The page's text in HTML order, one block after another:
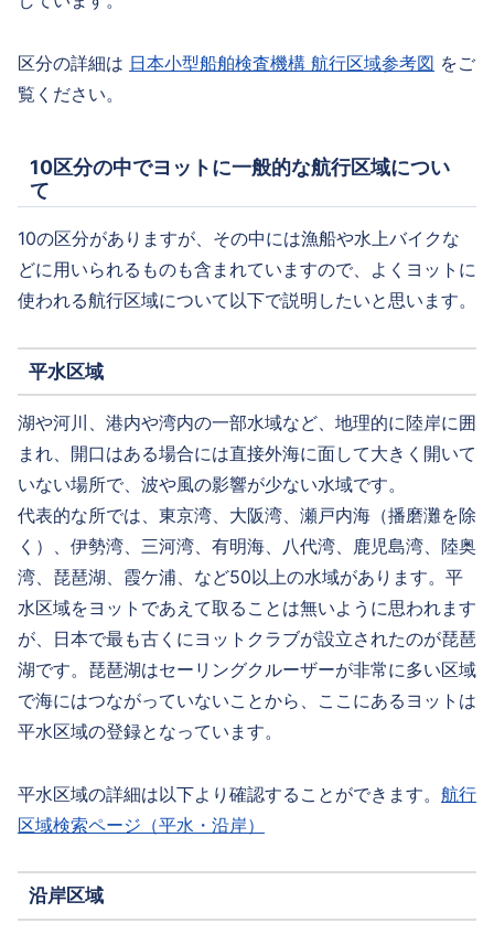
区分の詳細は 日本小型船舶検査機構 航行区域参考図 をご
覧ください。
10区分の中でヨットに一般的な航行区域につい
て
10の区分がありますが、その中には漁船や水上バイクな
どに用いられるものも含まれていますので、よくヨットに
使われる航行区域について以下で説明したいと思います。
平水区域
湖や河川、港内や湾内の一部水域など、地理的に陸岸に囲
まれ、開口はある場合には直接外海に面して大きく開いて
いない場所で、波や風の影響が少ない水域です。
代表的な所では、東京湾、大阪湾、瀬戸内海（播磨灘を除
く）、伊勢湾、三河湾、有明海、八代湾、鹿児島湾、陸奥
湾、琵琶湖、霞ケ浦、など50以上の水域があります。平
水区域をヨットであえて取ることは無いように思われます
が、日本で最も古くにヨットクラブが設立されたのが琵琶
湖です。琵琶湖はセーリングクルーザーが非常に多い区域
で海にはつながっていないことから、ここにあるヨットは
平水区域の登録となっています。
平水区域の詳細は以下より確認することができます。 航行
区域検索ページ（平水・沿岸）
沿岸区域